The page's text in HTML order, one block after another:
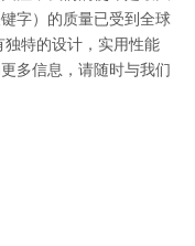
字）的质量已受到全球
独特的设计，实用性能
多信息，请随时与我们